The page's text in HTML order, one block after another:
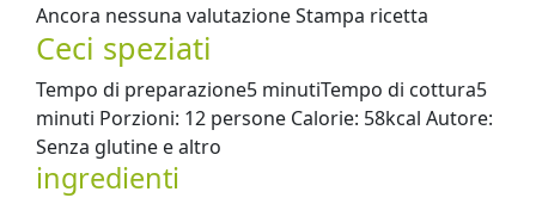
Ancora nessuna valutazione Stampa ricetta
Ceci speziati
Tempo di preparazione5 minutiTempo di cottura5
minuti Porzioni: 12 persone Calorie: 58kcal Autore:
Senza glutine e altro
ingredienti